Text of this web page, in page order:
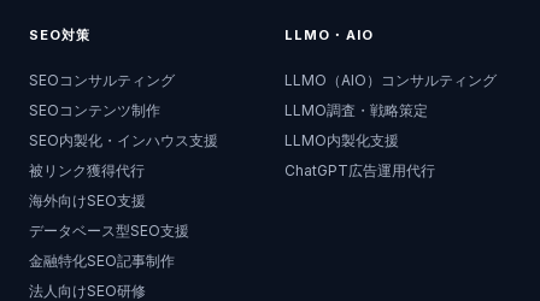
SEO対策
SEOコンサルティング
SEOコンテンツ制作
SEO内製化・インハウス支援
被リンク獲得代行
海外向けSEO支援
データベース型SEO支援
金融特化SEO記事制作
法人向けSEO研修
LLMO・AIO
LLMO（AIO）コンサルティング
LLMO調査・戦略策定
LLMO内製化支援
ChatGPT広告運用代行